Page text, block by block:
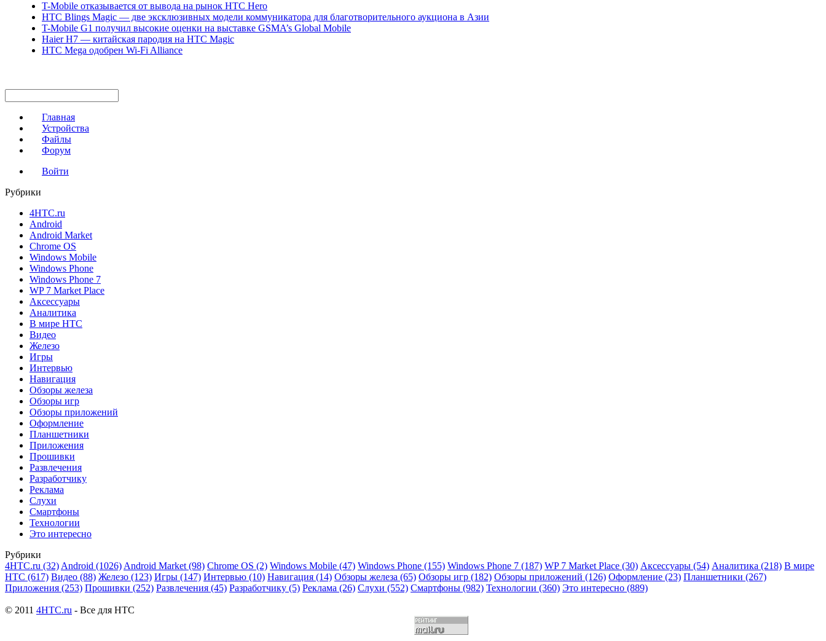
T-Mobile отказывается от вывода на рынок HTC Hero
HTC Blings Magic — две эксклюзивных модели коммуникатора для благотворительного аукциона в Азии
T-Mobile G1 получил высокие оценки на выставке GSMA’s Global Mobile
Haier H7 — китайская пародия на НТС Magic
HTC Mega одобрен Wi-Fi Alliance
Главная
Устройства
Файлы
Форум
Войти
Рубрики
4HTC.ru
Android
Android Market
Chrome OS
Windows Mobile
Windows Phone
Windows Phone 7
WP 7 Market Place
Аксессуары
Аналитика
В мире HTC
Видео
Железо
Игры
Интервью
Навигация
Обзоры железа
Обзоры игр
Обзоры приложений
Оформление
Планшетники
Приложения
Прошивки
Развлечения
Разработчику
Реклама
Слухи
Смартфоны
Технологии
Это интересно
Рубрики
4HTC.ru (32) Android (1026) Android Market (98) Chrome OS (2) Windows Mobile (47) Windows Phone (155) Windows Phone 7 (187) WP 7 Market Place (30) Аксессуары (54) Аналитика (218) В мире
HTC (617) Видео (88) Железо (123) Игры (147) Интервью (10) Навигация (14) Обзоры железа (65) Обзоры игр (182) Обзоры приложений (126) Оформление (23) Планшетники (267)
Приложения (253) Прошивки (252) Развлечения (45) Разработчику (5) Реклама (26) Слухи (552) Смартфоны (982) Технологии (360) Это интересно (889)
© 2011 4HTC.ru - Все для HTC